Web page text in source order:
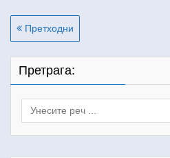
Кретање
чланка
Претходни
Претрага:
Search